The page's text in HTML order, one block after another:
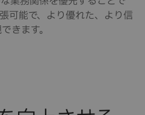
可能で、より優れた、より信
きます。